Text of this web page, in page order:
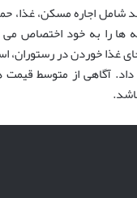
اجاره مسکن، غذا،
ها را به خود اختصاص
غذا خوردن در رستوران،
آگاهی از متوسط